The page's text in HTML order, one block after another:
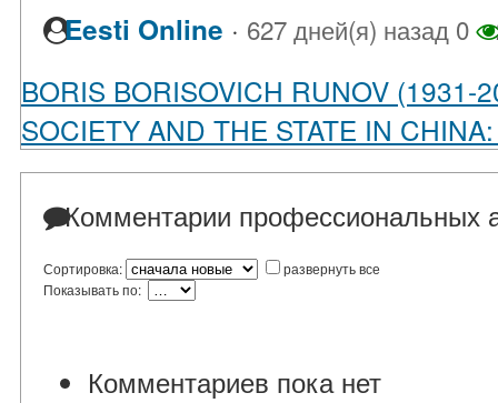
Eesti Online · 627 дней(я) назад 0
BORIS BORISOVICH RUNOV (1931-
SOCIETY AND THE STATE IN
Комментарии профессиональных
Сортировка:
развернуть все
Показывать по:
Комментариев пока нет